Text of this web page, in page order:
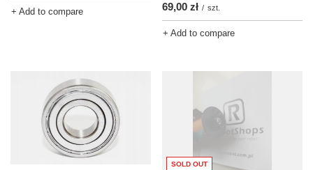
+ Add to compare 69,00 zł / szt.
+ Add to compare
SOLD OUT